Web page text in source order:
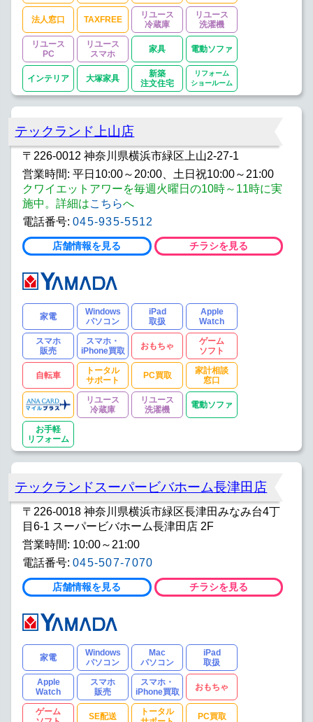
法人窓口 TAXFREE
リユース
冷蔵庫
リユース
洗濯機
リユース
PC
リユース
スマホ
家具 電動ソファ
インテリア 大塚家具
新築
注文住宅
リフォーム
ショールーム
テックランド上山店
〒226-0012 神奈川県横浜市緑区上山2-27-1
営業時間: 平日10:00～20:00、土日祝10:00～21:00
クワイエットアワーを毎週火曜日の10時～11時に実
施中。詳細はこちらへ
電話番号: 045-935-5512
店舗情報を見る チラシを見る
家電
Windows
パソコン
iPad
取扱
Apple
Watch
スマホ
販売
スマホ・
iPhone買取
おもちゃ
ゲーム
ソフト
自転車
トータル
サポート
PC買取
家計相談
窓口
リユース
冷蔵庫
リユース
洗濯機
電動ソファ
お手軽
リフォーム
テックランドスーパービバホーム長津田店
〒226-0018 神奈川県横浜市緑区長津田みなみ台4丁
目6-1 スーパービバホーム長津田店 2F
営業時間: 10:00～21:00
電話番号: 045-507-7070
店舗情報を見る チラシを見る
家電
Windows
パソコン
Mac
パソコン
iPad
取扱
Apple
Watch
スマホ
販売
スマホ・
iPhone買取
おもちゃ
ゲーム
SE配送
トータル
PC買取